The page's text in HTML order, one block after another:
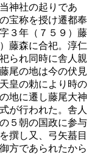
神社の起りであ
宝称を授け遷都奉
３年（７５９）藤
藤森に合祀。淳仁
られ同時に舎人親
尾の地は今の伏見
皇の勅により時の
地に遷し藤尾大神
が行われた。舎人
５朝の国政に参与
撰し又、弓矢蟇目
方であられたから